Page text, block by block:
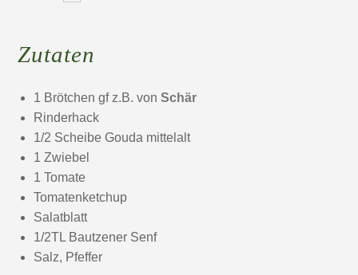
Zutaten
1 Brötchen gf z.B. vonSchär
Rinderhack
1/2 Scheibe Gouda mittelalt
1 Zwiebel
1 Tomate
Tomatenketchup
Salatblatt
1/2TL Bautzener Senf
Salz, Pfeffer